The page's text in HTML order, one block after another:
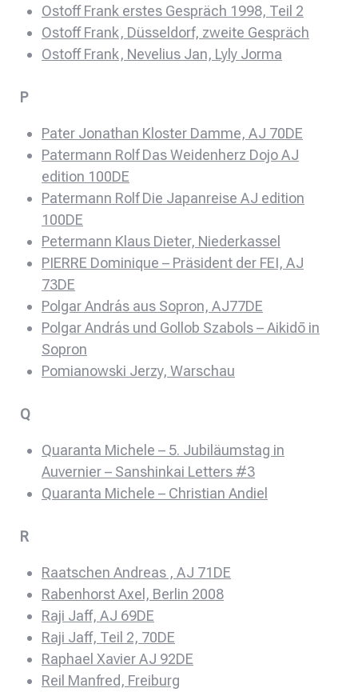
Ostoff Frank erstes Gespräch 1998, Teil 2
Ostoff Frank, Düsseldorf, zweite Gespräch
Ostoff Frank, Nevelius Jan, Lyly Jorma
P
Pater Jonathan Kloster Damme, AJ 70DE
Patermann Rolf Das Weidenherz Dojo AJ
edition 100DE
Patermann Rolf Die Japanreise AJ edition
100DE
Petermann Klaus Dieter, Niederkassel
PIERRE Dominique – Präsident der FEI, AJ
73DE
Polgar András aus Sopron, AJ77DE
Polgar András und Gollob Szabols – Aikidō in
Sopron
Pomianowski Jerzy, Warschau
Q
Quaranta Michele – 5. Jubiläumstag in
Auvernier – Sanshinkai Letters #3
Quaranta Michele – Christian Andiel
R
Raatschen Andreas , AJ 71DE
Rabenhorst Axel, Berlin 2008
Raji Jaff, AJ 69DE
Raji Jaff, Teil 2, 70DE
Raphael Xavier AJ 92DE
Reil Manfred, Freiburg